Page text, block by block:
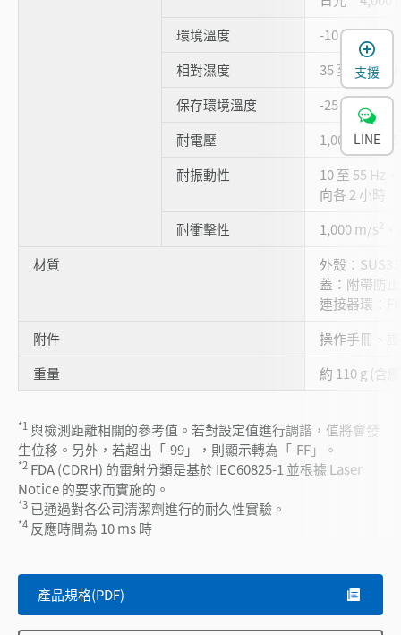
環境溫度
-10 至 +50
相對濕度
35 至 85 %
保存環境溫度
-25 至 +75
耐電壓
1,000 VAC
耐振動性
10 至 55 Hz
向各 2 小時
耐衝擊性
1,000 m/s
材質
外殼：
蓋：附帶防
連接器環：
附件
操作手冊、
重量
約 110 g (
*1 與檢測距離相關的參考值。若對設定值進行調諧，值將會發
生位移。另外，若超出「-99」，則顯示轉為「-FF」。
*2 FDA (CDRH) 的雷射分類是基於 IEC60825-1 並根據 Laser
Notice 的要求而實施的。
*3 已通過對各公司清潔劑進行的耐久性實驗。
*4 反應時間為 10 ms 時
產品規格(PDF)
支援
LINE